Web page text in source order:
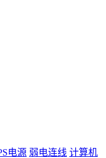
电源 弱电连线 计算机